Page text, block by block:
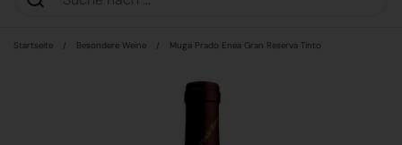
Startseite / Besondere Weine / Muga Prado Enea Gran Reserva Tinto